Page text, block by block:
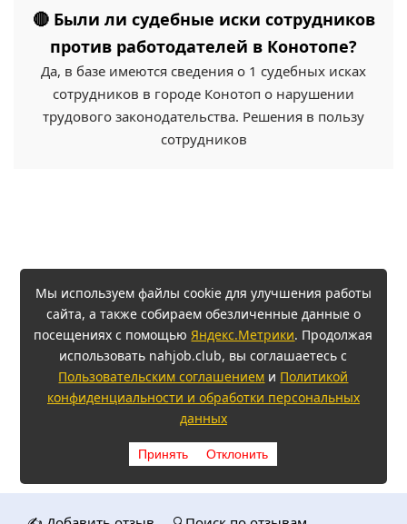
🔴 Были ли судебные иски сотрудников
против работодателей в Конотопе?
Да, в базе имеются сведения о 1 судебных исках
сотрудников в городе Конотоп о нарушении
трудового законодательства. Решения в пользу
сотрудников
Мы используем файлы cookie для улучшения работы
сайта, а также собираем обезличенные данные о
посещениях с помощьюЯндекс.Метрики. Продолжая
использовать nahjob.club, вы соглашаетесь с
Пользовательским соглашением и Политикой
конфиденциальности и обработки персональных
данных
Принять Отклонить